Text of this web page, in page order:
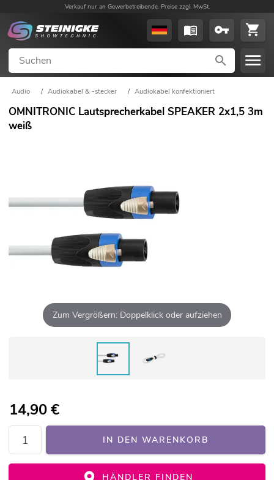
Verkauf nur an Gewerbetreibende. Preise zzgl. MwSt.
Audio / Audiokabel & -stecker / Audiokabel konfektioniert
OMNITRONIC Lautsprecherkabel SPEAKER 2x1,5 3m
weiß
Zum Vergrößern: Doppelklick oder aufziehen
14,90€
IN DEN WARENKORB
HÄNDLER FINDEN